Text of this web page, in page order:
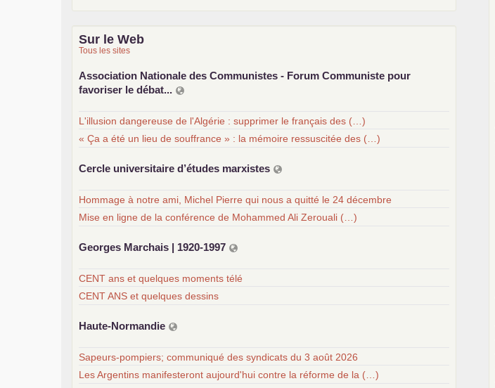
Sur le Web
Tous les sites
Association Nationale des Communistes - Forum Communiste pour
favoriser le débat...
L'illusion dangereuse de l'Algérie : supprimer le français des (…)
« Ça a été un lieu de souffrance » : la mémoire ressuscitée des (…)
Cercle universitaire d’études marxistes
Hommage à notre ami, Michel Pierre qui nous a quitté le 24 décembre
Mise en ligne de la conférence de Mohammed Ali Zerouali (…)
Georges Marchais | 1920-1997
CENT ans et quelques moments télé
CENT ANS et quelques dessins
Haute-Normandie
Sapeurs-pompiers; communiqué des syndicats du 3 août 2026
Les Argentins manifesteront aujourd'hui contre la réforme de la (…)